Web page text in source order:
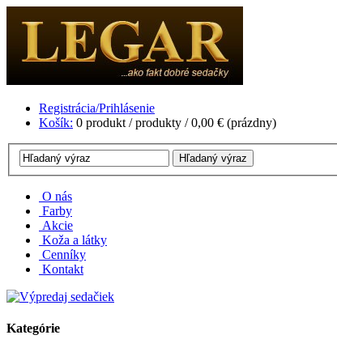
Registrácia/Prihlásenie
Košík: 0 produkt /produkty /0,00 € (prázdny)
O nás
Farby
Akcie
Koža a látky
Cenníky
Kontakt
Kategórie